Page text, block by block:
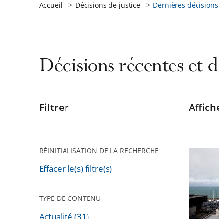
Accueil Décisions de justice Dernières décisions
Décisions récentes et
Passer
pour
après
Filtrer
RÉINITIALISATION DE LA RECHERCHE
Effacer le(s) filtre(s)
TYPE DE CONTENU
Actualité (31)
service
partielle
du